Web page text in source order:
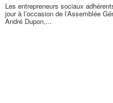
Les entrepreneurs sociaux
jour à l’occasion de l’Assemblée
André Dupon,...